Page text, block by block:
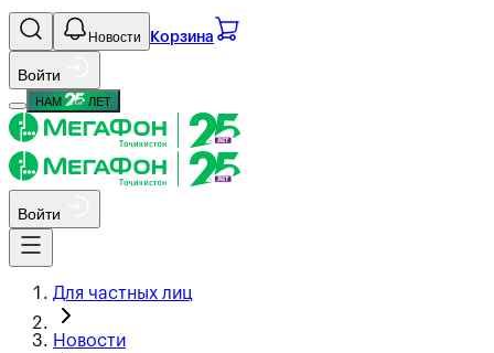
Новости Корзина
Войти
НАМ ЛЕТ
Войти
Для частных лиц
Новости